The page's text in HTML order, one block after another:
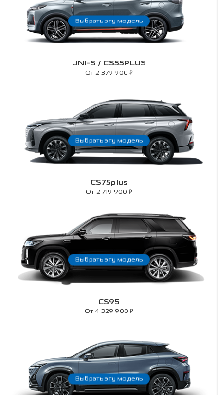
UNI-S / CS55PLUS
От 2 379 900₽
Выбрать эту модель
CS75plus
От 2 719 900 ₽
Выбрать эту модель
CS95
От 4 329 900₽
Выбрать эту модель
Выбрать эту модель